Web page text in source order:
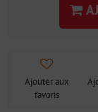
Ajouter aux
favoris